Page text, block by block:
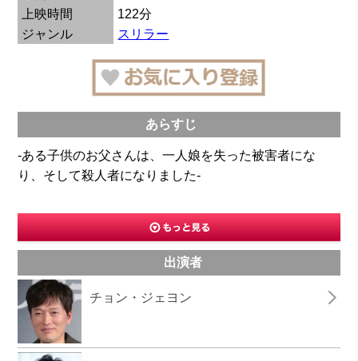
上映時間
122分
ジャンル
スリラー
あらすじ
-ある子供のお父さんは、一人娘を失った被害者にな
り、そして殺人者になりました-
出演者
チョン・ジェヨン